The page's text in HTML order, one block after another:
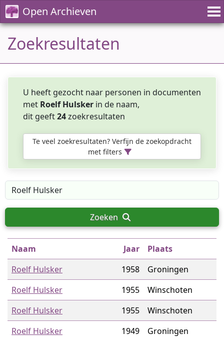
Open Archieven
Zoekresultaten
U heeft gezocht naar personen in documenten
met Roelf Hulsker in de naam,
dit geeft24zoekresultaten
Te veel zoekresultaten? Verfijn de zoekopdracht
met filters
Zoeken
Naam Jaar
Plaats
Roelf Hulsker
1958
Groningen
Roelf Hulsker
1955
Winschoten
Roelf Hulsker
1955
Winschoten
Roelf Hulsker
1949
Groningen